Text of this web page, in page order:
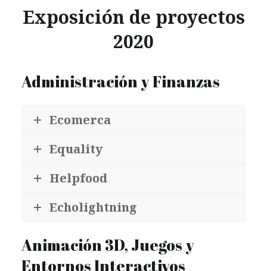
Exposición de proyectos
2020
Administración y Finanzas
Ecomerca
Equality
Helpfood
Echolightning
Animación 3D, Juegos y
Entornos Interactivos